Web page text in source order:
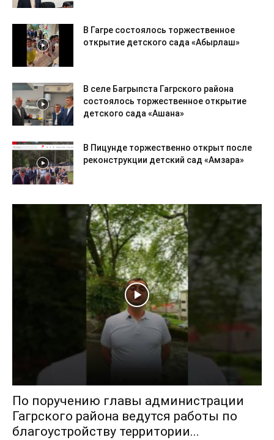
В Гагре состоялось торжественное
открытие детского сада «Абырлаш»
В селе Багрыпста Гагрского района
состоялось торжественное открытие
детского сада «Ашана»
В Пицунде торжественно открыт после
реконструкции детский сад «Амзара»
По поручению главы администрации
Гагрского района ведутся работы по
благоустройству территории...